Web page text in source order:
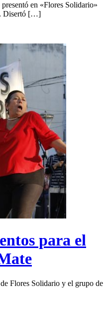
en «Flores Solidario»
Disertó […]
para el
Flores Solidario y el grupo de